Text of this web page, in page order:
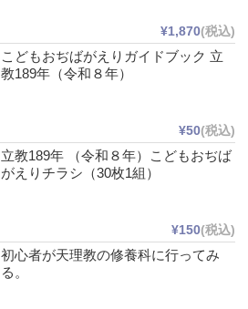
¥1,870(税込)
こどもおぢばがえりガイドブック 立
教189年（令和８年）
¥50(税込)
立教189年 （令和８年）こどもおぢば
がえりチラシ（30枚1組）
¥150(税込)
初心者が天理教の修養科に行ってみ
る。